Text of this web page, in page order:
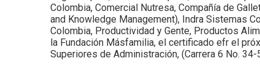
Colombia, Comercial Nutresa, Compañía de
and Knowledge Management), Indra Sistemas
Colombia, Productividad y Gente, Productos
la Fundación Másfamilia, el certificado efr el
Superiores de Administración, (Carrera 6 No. 34-